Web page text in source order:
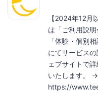
【2024年12月
は「ご利用説
「体験・個別
にてサービス
ェブサイトで
いたします。 →
https://